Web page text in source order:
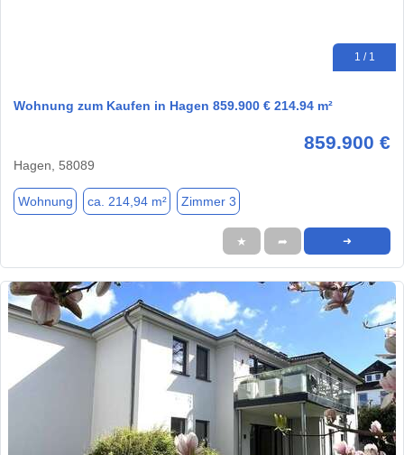
1 / 1
Wohnung zum Kaufen in Hagen 859.900 € 214.94 m²
859.900 €
Hagen, 58089
Wohnung ca. 214,94 m² Zimmer 3
★ ➦ ➜